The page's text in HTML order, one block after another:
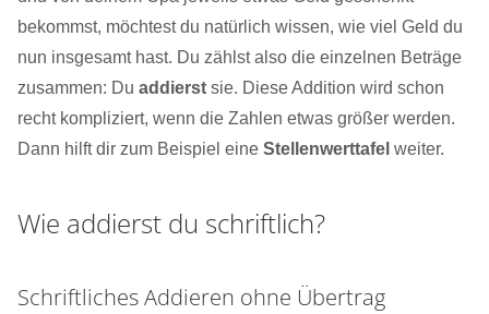
bekommst, möchtest du natürlich wissen, wie viel Geld du
nun insgesamt hast. Du zählst also die einzelnen Beträge
zusammen: Du addierst sie. Diese Addition wird schon
recht kompliziert, wenn die Zahlen etwas größer werden.
Dann hilft dir zum Beispiel eine Stellenwerttafel weiter.
Wie addierst du schriftlich?
Schriftliches Addieren ohne Übertrag